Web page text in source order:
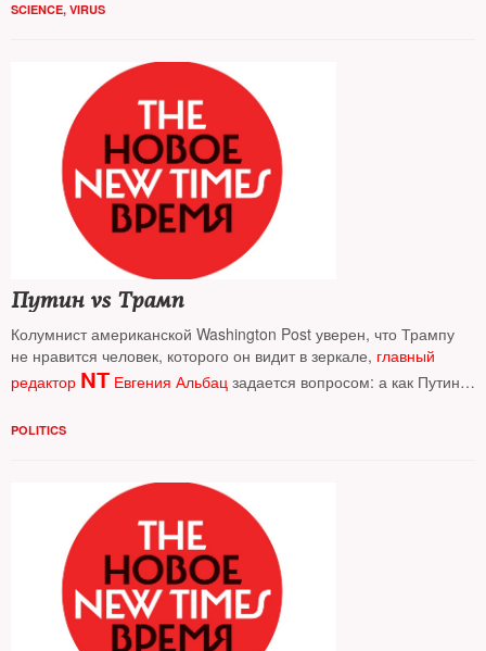
SCIENCE, VIRUS
Путин vs Трамп
Колумнист американской Washington Post уверен, что Трампу
не нравится человек, которого он видит в зеркале, главный
редактор NT Евгения Альбац задается вопросом: а как Путину
POLITICS